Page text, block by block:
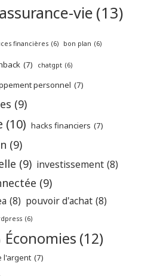
assurance-vie (13)
financières (6) bon plan (6)
(7) chatgpt (6)
personnel (7)
(9)
(10) hacks financiers (7)
(9)
(9) investissement (8)
(9)
(8) pouvoir d'achat (8)
(6)
Économies (12)
l'argent (7)